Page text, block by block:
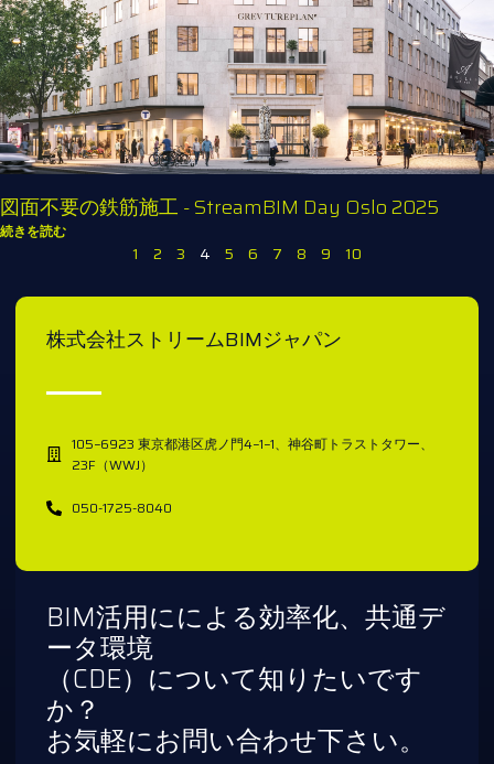
図面不要の鉄筋施工 - StreamBIM Day Oslo 2025
続きを読む
1 2 3 4 5 6 7 8 9 10
株式会社ストリームBIMジャパン
105−6923 東京都港区虎ノ門4−1−1、神谷町トラストタワー、
23F（WWJ）
050-1725-8040
BIM活用にによる効率化、共通デ
ータ環境
（CDE）について知りたいです
か？
お気軽にお問い合わせ下さい。